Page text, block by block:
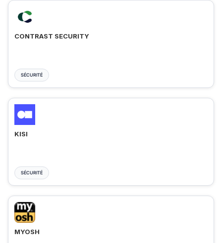
CONTRAST SECURITY
SÉCURITÉ
KISI
SÉCURITÉ
MYOSH